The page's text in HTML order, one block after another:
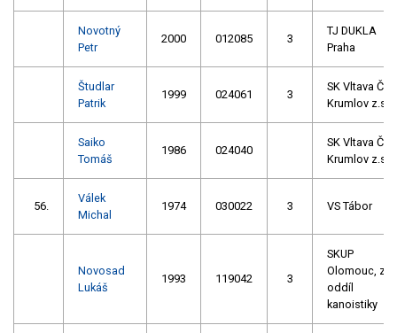
Novotný
Petr
2000 012085 3
TJ DUKLA
Praha
Študlar
Patrik
1999 024061 3
SK Vltava Č.
Krumlov z.s.
Saiko
Tomáš
1986 024040
SK Vltava Č.
Krumlov z.s.
56.
Válek
Michal
1974 030022 3 VS Tábor
Novosad
Lukáš
1993 119042 3
SKUP
Olomouc,
oddíl
kanoistiky